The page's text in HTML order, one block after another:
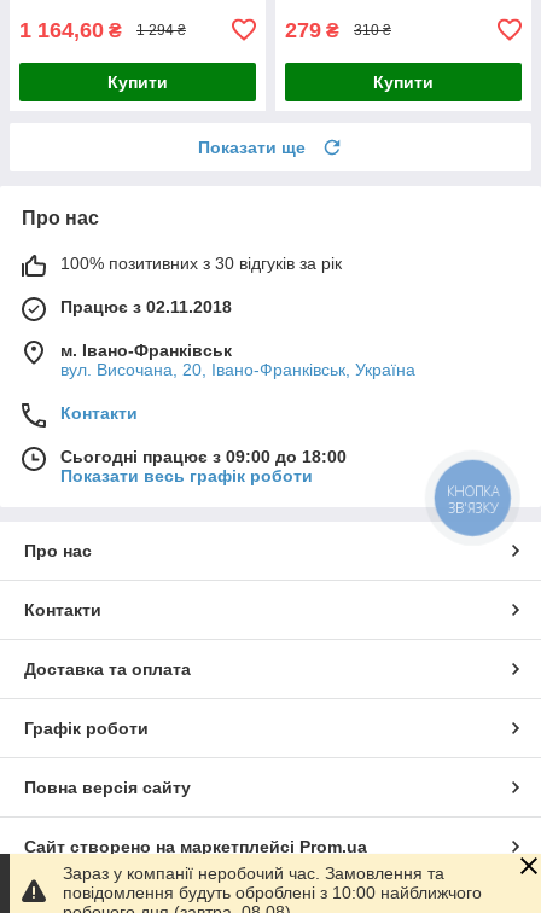
1 164,60 ₴ 1 294 ₴
Купити
279 ₴ 310 ₴
Купити
Показати ще
Про нас
100% позитивних з 30 відгуків за рік
Працює з 02.11.2018
м. Івано-Франківськ
вул. Височана, 20, Івано-Франківськ, Україна
Контакти
Сьогодні працює з 09:00 до 18:00
Показати весь графік роботи
Про нас
Контакти
Доставка та оплата
Графік роботи
Повна версія сайту
Сайт створено на маркетплейсі Prom.ua
Політика конфіденційності
Зараз у компанії неробочий час. Замовлення та
повідомлення будуть оброблені з 10:00 найближчого
КНОПКА
ЗВ'ЯЗКУ